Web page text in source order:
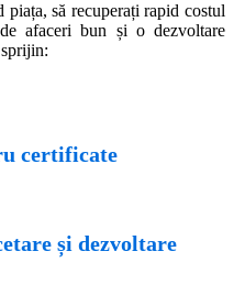
piața, să recuperați rapid costul
afaceri bun și o dezvoltare
certificate
și dezvoltare